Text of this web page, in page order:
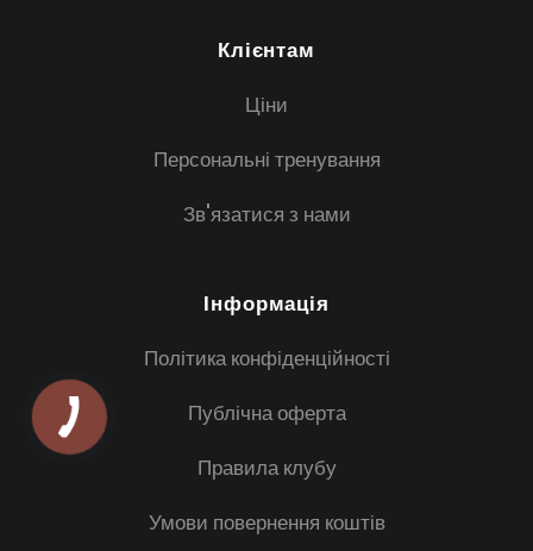
Клієнтам
Ціни
Персональні тренування
Зв'язатися з нами
Інформація
Політика конфіденційності
Публічна оферта
Правила клубу
Умови повернення коштів